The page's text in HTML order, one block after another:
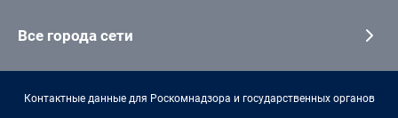
Все города сети
Контактные данные для Роскомнадзора и государственных органов